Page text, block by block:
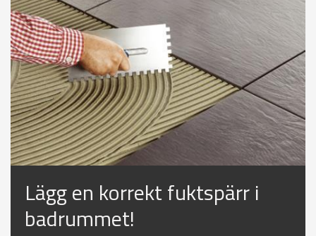
Lägg en korrekt fuktspärr i
badrummet!